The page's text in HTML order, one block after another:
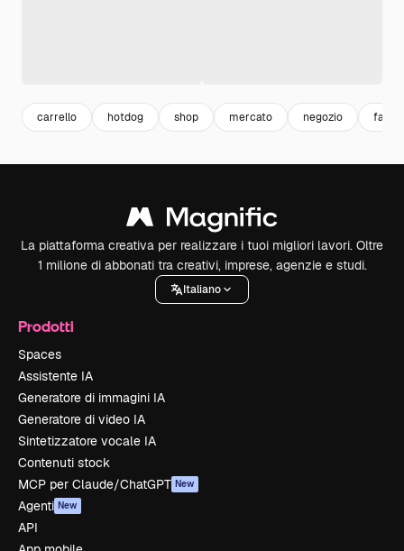
carrello hotdog shop mercato negozio fast
La piattaforma creativa per realizzare i tuoi migliori lavori. Oltre
1 milione di abbonati tra creativi, imprese, agenzie e studi.
Italiano
Prodotti
Spaces
Assistente IA
Generatore di immagini IA
Generatore di video IA
Sintetizzatore vocale IA
Contenuti stock
MCP per Claude/ChatGPT New
Agenti New
API